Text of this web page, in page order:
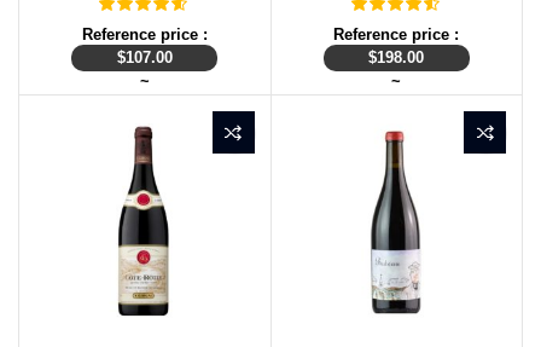
Reference price :
$107.00
~
Reference price :
$198.00
~